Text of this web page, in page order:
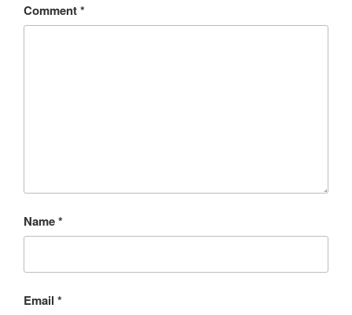
Comment*
Name*
Email *